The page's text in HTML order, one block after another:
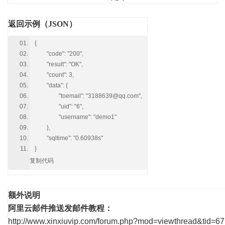
返回示例（JSON）
{
"code": "200",
"result": "OK",
"count": 3,
"data": {
"toemail": "3188639@qq.com",
"uid": "6",
"username": "demo1"
},
"sqltime": "0.60938s"
}
复制代码
额外说明
阿里云邮件推送发邮件教程：
http://www.xinxiuvip.com/forum.php?mod=viewthread&tid=67